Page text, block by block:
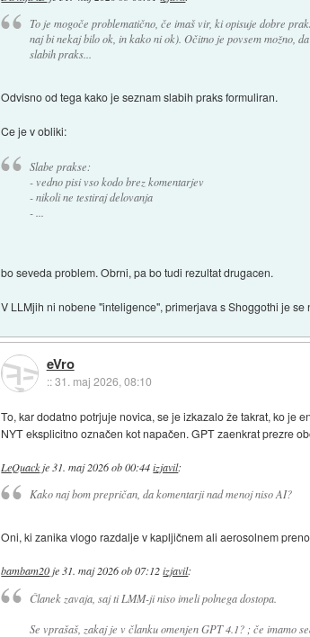
To je mogoče problematično, če imaš vir, ki opisuje dobre
naj bi nekaj bilo ok, in kako ni ok). Očitno je povsem možno,
slabih praks...
Odvisno od tega kako je seznam slabih praks formuliran.
Ce je v obliki:
Slabe prakse:
- vedno pisi vso kodo brez komentarjev
- nikoli ne testiraj delovanja
- ...
bo seveda problem. Obrni, pa bo tudi rezultat drugacen.
V LLMjih ni nobene "inteligence", primerjava s Shoggothi je se
eVro
::31. maj 2026, 08:10
To, kar dodatno potrjuje novica, se je izkazalo že takrat, ko je
NYT eksplicitno označen kot napačen. GPT zaenkrat prezre
LeQuackje 31. maj 2026 ob 00:44 izjavil:
Kako naj bom prepričan, da komentarji nad menoj niso AI?
Oni, ki zanika vlogo razdalje v kapljičnem ali aerosolnem
bambam20je31. maj 2026 ob 07:12 izjavil:
Članek zavaja, saj ti LMM-ji niso imeli polnega dostopa.
Se vprašaš, zakaj je v članku omenjen GPT 4.1? ; če imamo